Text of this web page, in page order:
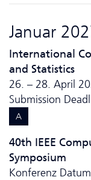
Januar
International
and Statistics
26. – 28. April
Submission
A
40th IEEE
Symposium
Konferenz